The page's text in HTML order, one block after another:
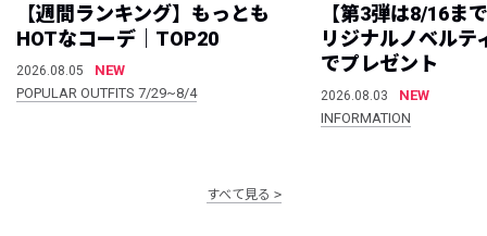
【週間ランキング】もっとも
HOTなコーデ｜TOP20
2026.08.05
NEW
POPULAR OUTFITS 7/29~8/4
【第3弾は8/16ま
リジナルノベルテ
でプレゼント
2026.08.03
NEW
INFORMATION
すべて見る